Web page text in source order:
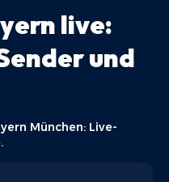
live:
und
München: Live-